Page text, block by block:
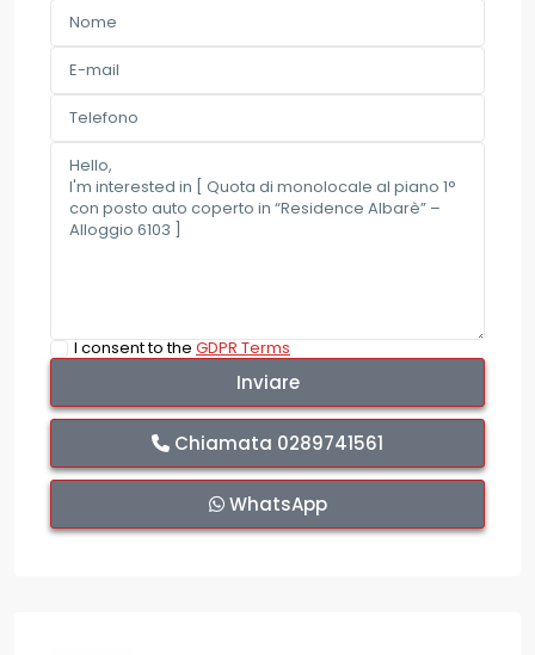
I consent to the GDPR Terms
Chiamata 0289741561
WhatsApp